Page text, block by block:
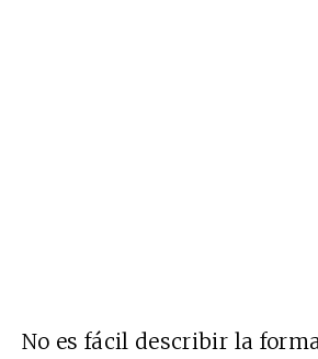
No es fácil describir la